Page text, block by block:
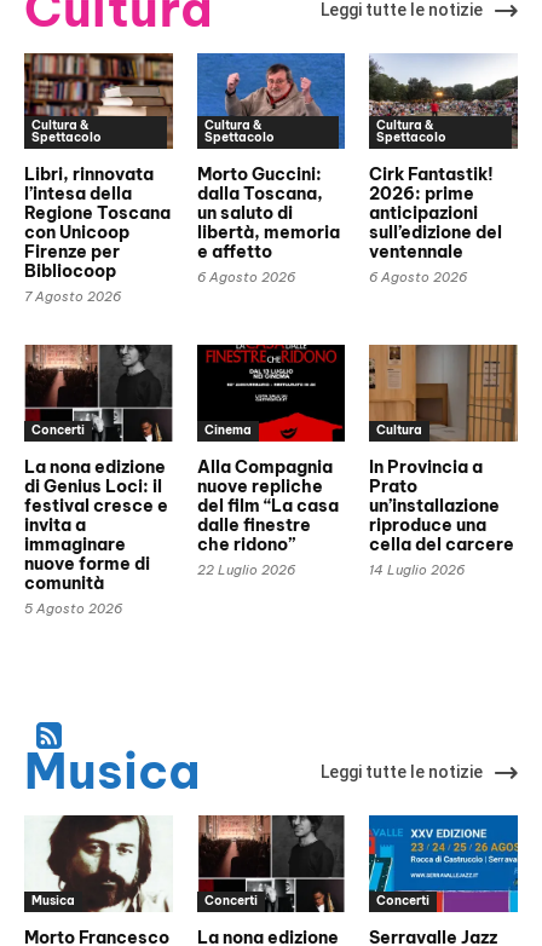
Leggi tutte le notizie
Cultura &
Spettacolo
Libri, rinnovata
l’intesa della
Regione Toscana
con Unicoop
Firenze per
Bibliocoop
7 Agosto 2026
Cultura &
Spettacolo
Morto Guccini:
dalla Toscana,
un saluto di
libertà, memoria
e affetto
6 Agosto 2026
Cultura &
Spettacolo
Cirk Fantastik!
2026: prime
anticipazioni
sull’edizione del
ventennale
6 Agosto 2026
Concerti
La nona edizione
di Genius Loci: il
festival cresce e
invita a
immaginare
nuove forme di
comunità
5 Agosto 2026
Cinema
Alla Compagnia
nuove repliche
del film “La casa
dalle finestre
che ridono”
22 Luglio 2026
Cultura
In Provincia a
Prato
un’installazione
riproduce una
cella del carcere
14 Luglio 2026
Musica Leggi tutte le notizie
Musica
Morto Francesco
Concerti
La nona edizione
Concerti
Serravalle Jazz